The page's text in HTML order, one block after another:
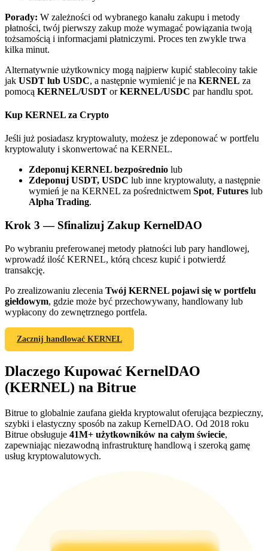
Afiliaci Bitrue
Aż do 65% prowizji!
Zaproś przyjaciela, aby otrzymać nagrody pieniężne
BTC Welcome Rewards
BTC Welcome Rewards
Deposit & Trade BTC to Share 25000 USDT prize pool!
Porady: W zależności od wybranego kanału zakupu i metody
płatności, twój pierwszy zakup może wymagać powiązania twoją
tożsamością i informacjami płatniczymi. Proces ten zwykle trwa
kilka minut.
Alternatywnie użytkownicy mogą najpierw kupić stablecoiny takie
jak USDT lub USDC, a następnie wymienić je na KERNEL za
pomocą KERNEL/USDT orKERNEL/USDC par handlu spot.
Kup KERNEL za Crypto
Jeśli już posiadasz kryptowaluty, możesz je zdeponować w portfelu
kryptowaluty i skonwertować na KERNEL.
Zdeponuj KERNEL bezpośrednio lub
Zdeponuj USDT, USDC lub inne kryptowaluty, a następnie
wymień je na KERNEL za pośrednictwem Spot, Futures lub
Alpha Trading.
Krok 3 — Sfinalizuj Zakup KernelDAO
Po wybraniu preferowanej metody płatności lub pary handlowej,
wprowadź ilość KERNEL, którą chcesz kupić i potwierdź
transakcję.
Po zrealizowaniu zlecenia Twój KERNEL pojawi się w portfelu
giełdowym, gdzie może być przechowywany, handlowany lub
wypłacony do zewnętrznego portfela.
Zacznij handlować KERNEL
Dlaczego Kupować KernelDAO
(KERNEL) na Bitrue
Bitrue to globalnie zaufana giełda kryptowalut oferująca bezpieczny,
szybki i elastyczny sposób na zakup KernelDAO. Od 2018 roku
Bitrue obsługuje 41M+ użytkowników na całym świecie,
zapewniając niezawodną infrastrukturę handlową i szeroką gamę
usług kryptowalutowych.